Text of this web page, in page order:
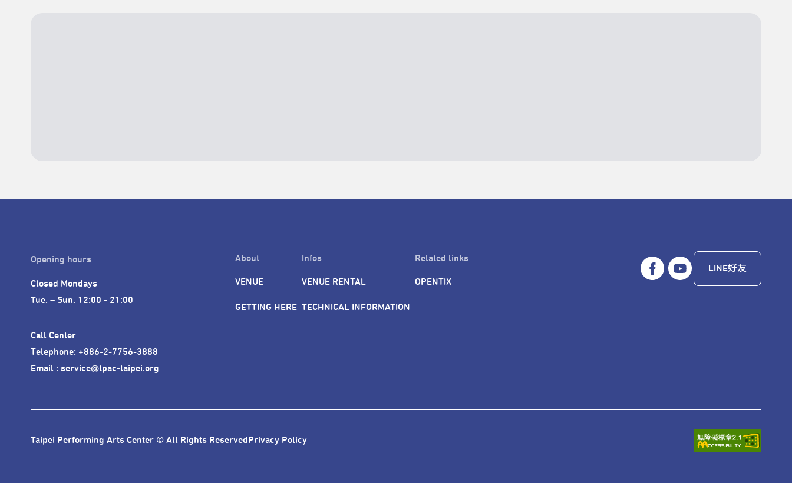
Opening hours
Closed Mondays
Tue. – Sun. 12:00 - 21:00
Call Center
Telephone: +886-2-7756-3888
Email : service@tpac-taipei.org
About
VENUE
GETTING HERE
Infos
VENUE RENTAL
TECHNICAL INFORMATION
Related links
OPENTIX
LINE好友
Taipei Performing Arts Center © All Rights ReservedPrivacy Policy